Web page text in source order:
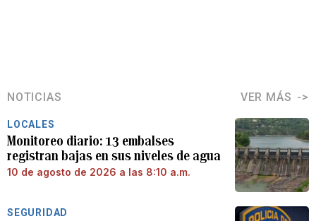
NOTICIAS VER MÁS
LOCALES
Monitoreo diario: 13 embalses
registran bajas en sus niveles de agua
10 de agosto de 2026 a las 8:10 a.m.
SEGURIDAD